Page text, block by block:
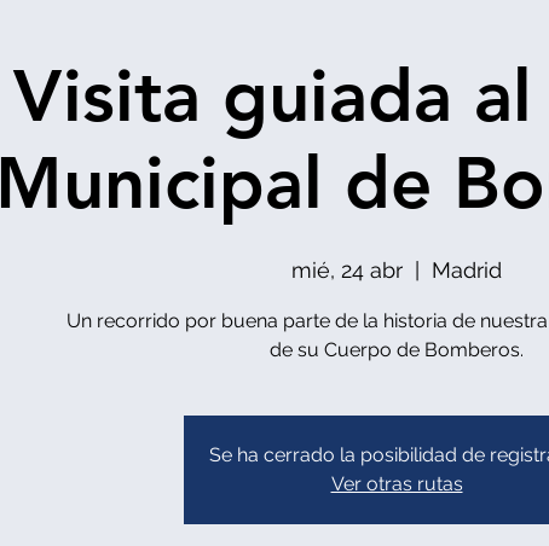
Visita guiada
Municipal de
mié, 24 abr Madrid
Un recorrido por buena parte de la historia de
de su Cuerpo de Bomberos.
Se ha cerrado la posibilidad de
Ver otras rutas